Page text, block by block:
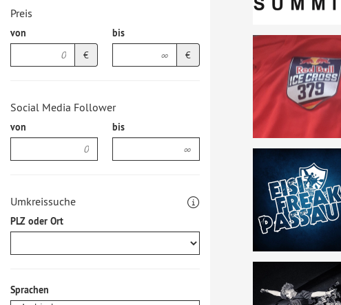
Preis
von
€
bis
€
Social Media Follower
von bis
Umkreissuche
PLZ oder Ort
Sprachen